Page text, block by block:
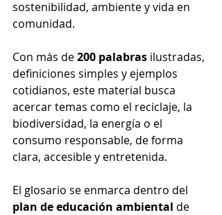
sostenibilidad, ambiente y vida en
comunidad.
Con más de 200 palabras ilustradas,
definiciones simples y ejemplos
cotidianos, este material busca
acercar temas como el reciclaje, la
biodiversidad, la energía o el
consumo responsable, de forma
clara, accesible y entretenida.
El glosario se enmarca dentro del
plan de educación ambiental de